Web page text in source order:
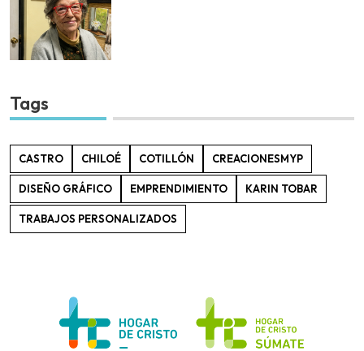
Tags
CASTRO CHILOÉ COTILLÓN CREACIONESMYP
DISEÑO GRÁFICO EMPRENDIMIENTO KARIN TOBAR
TRABAJOS PERSONALIZADOS